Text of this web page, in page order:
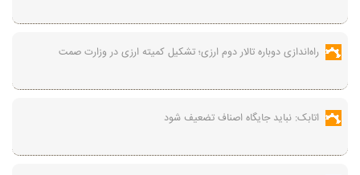
راه‌اندازی دوباره تالار دوم ارزی؛ تشکیل کمیته ارزی در وزارت صمت
اتابک: نباید جایگاه اصناف تضعیف شود